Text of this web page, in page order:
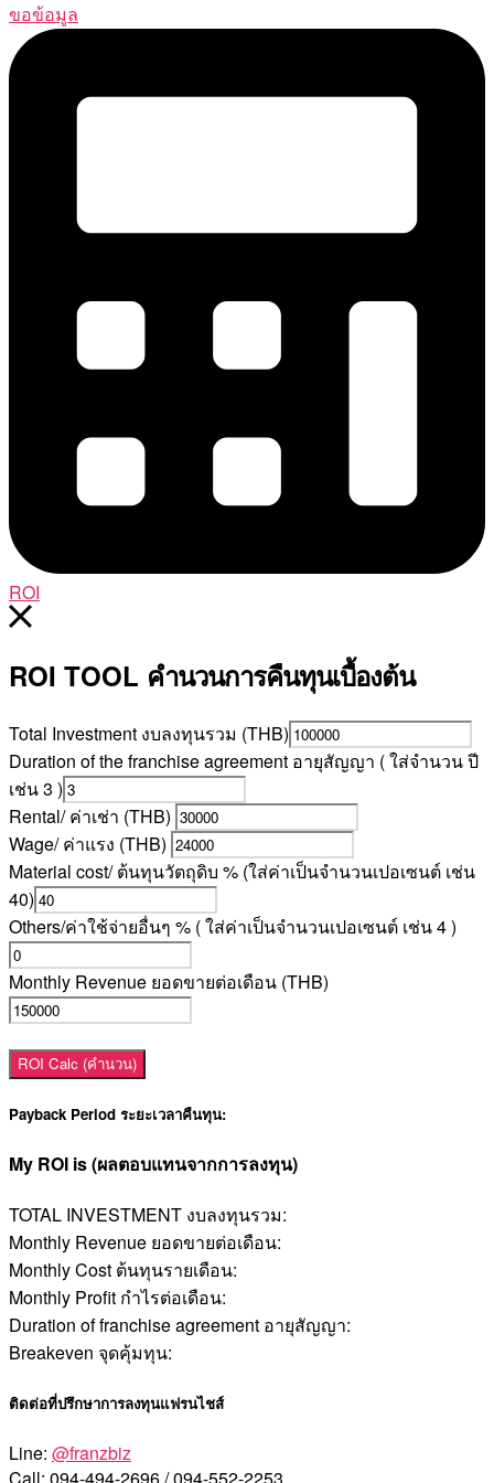
ขอข้อมูล
ROI
ROI TOOL คำนวนการคืนทุนเบื้องต้น
Total Investment งบลงทุนรวม (THB)
Duration of the franchise agreement อายุสัญญา ( ใส่จำนวน ปี
เช่น 3 )
Rental/ ค่าเช่า (THB)
Wage/ ค่าแรง (THB)
Material cost/ ต้นทุนวัตถุดิบ % (ใส่ค่าเป็นจำนวนเปอเซนต์ เช่น
40)
Others/ค่าใช้จ่ายอื่นๆ % ( ใส่ค่าเป็นจำนวนเปอเซนต์ เช่น 4 )
Monthly Revenue ยอดขายต่อเดือน (THB)
ROI Calc (คำนวน)
Payback Period ระยะเวลาคืนทุน:
My ROI is (ผลตอบแทนจากการลงทุน)
TOTAL INVESTMENT งบลงทุนรวม:
Monthly Revenue ยอดขายต่อเดือน:
Monthly Cost ต้นทุนรายเดือน:
Monthly Profit กำไรต่อเดือน:
Duration of franchise agreement อายุสัญญา:
Breakeven จุดคุ้มทุน:
ติดต่อที่ปรึกษาการลงทุนแฟรนไชส์
Line: @franzbiz
Call: 094-494-2696 / 094-552-2253